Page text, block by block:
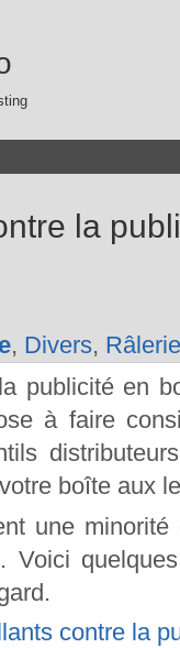
la
, Divers, Râlerie
publicité en
à faire
boîte aux
une
Voici
contre la